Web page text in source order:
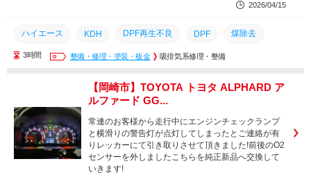
2026/04/15
ハイエース KDH DPF再生不良 DPF 煤除去
強制再生不良 点検 修理 名古屋市 知立市
西尾市 安城市
岡崎市 三河エリア
3時間 整備・修理・塗装・板金 吸排気系修理・整備
【岡崎市】TOYOTA トヨタ ALPHARD ア
ルファード GG...
常連のお客様から走行中にエンジンチェックランプ
と横滑りの警告灯が点灯してしまったとご連絡が有
りレッカーにて引き取りさせて頂きました!前後のO2
センサーを外しましたこちらを純正新品へ交換して
いきます!